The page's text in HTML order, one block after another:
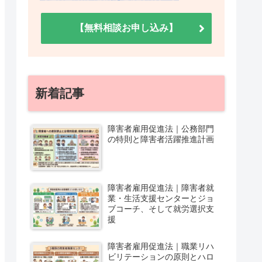
【無料相談お申し込み】
新着記事
障害者雇用促進法｜公務部門
の特則と障害者活躍推進計画
障害者雇用促進法｜障害者就
業・生活支援センターとジョ
ブコーチ、そして就労選択支
援
障害者雇用促進法｜職業リハ
ビリテーションの原則とハロ